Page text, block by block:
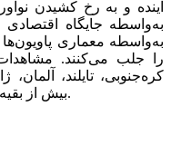
آینده و به رخ کشیدن
به‌واسطه جایگاه
به‌واسطه معماری پاویون‌‌‌ها
را جلب می‌کنند.
کره‌جنوبی، تایلند، آلمان،
بیش از بقیه کشورها در جذب مخاطبان موفق بودند.